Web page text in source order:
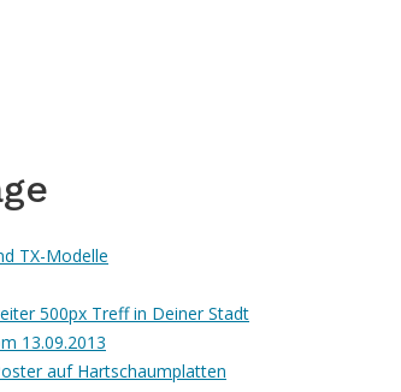
TX-Modelle
500px Treff in Deiner Stadt
13.09.2013
auf Hartschaumplatten